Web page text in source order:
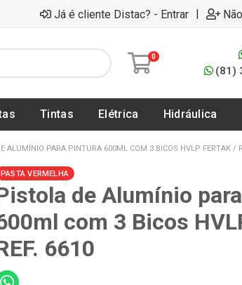
Já é cliente Distac? - Entrar |
0
(81)
Tintas Elétrica Hidráulica
ALUMÍNIO PARA PINTURA 600ML COM 3 BICOS HVLP FERTAK /
PASTA VERMELHA
de Alumínio
com 3 Bicos
6610